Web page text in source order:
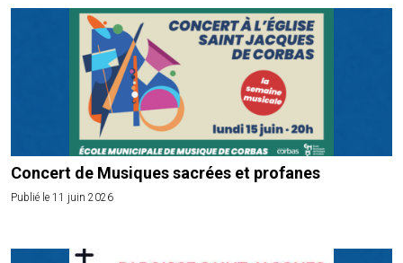
Concert de Musiques sacrées et profanes
Publié le 11 juin 2026